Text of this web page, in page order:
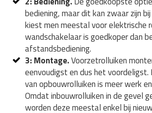
bediening, maar dit kan zwaar zijn
kiest men meestal voor elektrische
wandschakelaar is goedkoper dan
afstandsbediening.
3: Montage.Voorzetrolluiken
eenvoudigst en dus het
van opbouwrolluiken is meer werk
Omdat inbouwrolluiken in de gevel
worden deze meestal enkel bij